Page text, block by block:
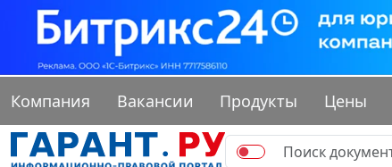
Компания Вакансии Продукты Цены